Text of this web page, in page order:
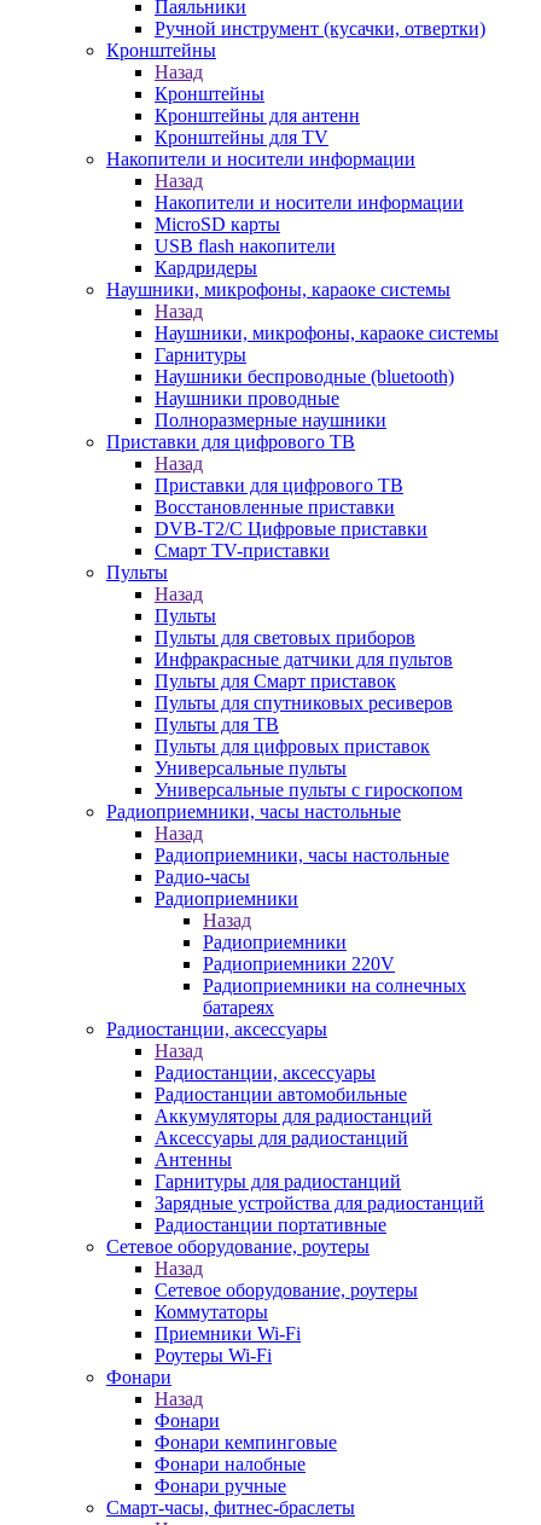
Паяльники
Ручной инструмент (кусачки, отвертки)
Кронштейны
Назад
Кронштейны
Кронштейны для антенн
Кронштейны для TV
Накопители и носители информации
Назад
Накопители и носители информации
MicroSD карты
USB flash накопители
Кардридеры
Наушники, микрофоны, караоке системы
Назад
Наушники, микрофоны, караоке системы
Гарнитуры
Наушники беспроводные (bluetooth)
Наушники проводные
Полноразмерные наушники
Приставки для цифрового ТВ
Назад
Приставки для цифрового ТВ
Восстановленные приставки
DVB-T2/C Цифровые приставки
Смарт ТV-приставки
Пульты
Назад
Пульты
Пульты для световых приборов
Инфракрасные датчики для пультов
Пульты для Смарт приставок
Пульты для спутниковых ресиверов
Пульты для ТВ
Пульты для цифровых приставок
Универсальные пульты
Универсальные пульты с гироскопом
Радиоприемники, часы настольные
Назад
Радиоприемники, часы настольные
Радио-часы
Радиоприемники
Назад
Радиоприемники
Радиоприемники 220V
Радиоприемники на солнечных
батареях
Радиостанции, аксессуары
Назад
Радиостанции, аксессуары
Радиостанции автомобильные
Аккумуляторы для радиостанций
Аксессуары для радиостанций
Антенны
Гарнитуры для радиостанций
Зарядные устройства для радиостанций
Радиостанции портативные
Сетевое оборудование, роутеры
Назад
Сетевое оборудование, роутеры
Коммутаторы
Приемники Wi-Fi
Роутеры Wi-Fi
Фонари
Назад
Фонари
Фонари кемпинговые
Фонари налобные
Фонари ручные
Смарт-часы, фитнес-браслеты